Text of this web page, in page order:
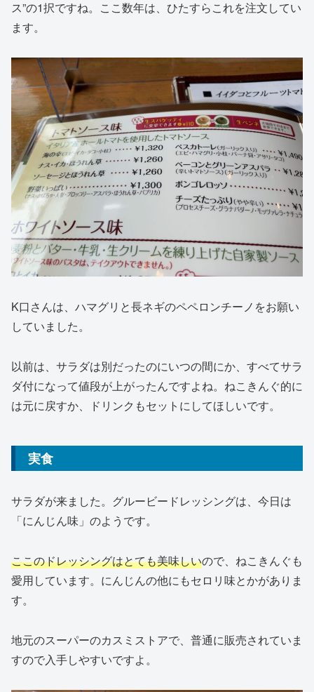
ス”の1択ですね。ここ数年は、ひたすらこれを注文してい
ます。
K口さんは、ハマグリと長ネギのペペロンチーノをお願い
していました。
以前は、サラダは別だったのにいつの間にか、すべてサラ
ダ付になって値段が上がったんですよね。ねこきんぐ的に
は元に戻すか、ドリンクもセットにしてほしいです。
実食
サラダが来ました。グルービードレッシングは、今日は
「にんじん味」のようです。
ここのドレッシングはとても美味しいので、ねこきんぐも
愛用しています。にんじんの他にもセロリ味とかがありま
す。
地元のスーパーのカスミストアで、普通に販売されていま
すので入手しやすいですよ。